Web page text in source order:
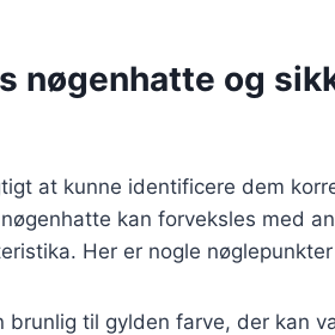
nøgenhatte og
at kunne identificere dem
kan forveksles med
Her er nogle
brunlig til gylden farve, der kan